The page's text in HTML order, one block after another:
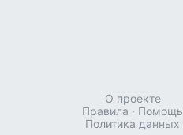
О проекте
Правила · Помощь
Политика данных